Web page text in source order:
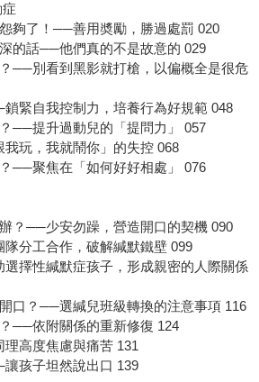
夠了！──善用奬勵，勝過處罰 020
的話──他們真的不是故意的 029
──別看到黑影就打槍，以偏概全是很危
緊自我控制力，培養行為好規範 048
──提升過動兒的「提問力」 057
玩，我就鬧你」的失控 068
──聚焦在「如何好好相處」 076
？──少安勿躁，營造開口的契機 090
分工合作，破解緘默鐵壁 099
擇性緘默症孩子，形成親密的人際關係
口？──選緘兒班級轉換的注意事項 116
──依附關係的重新修復 124
高度焦慮與痛苦 131
孩子坦然說出口 139